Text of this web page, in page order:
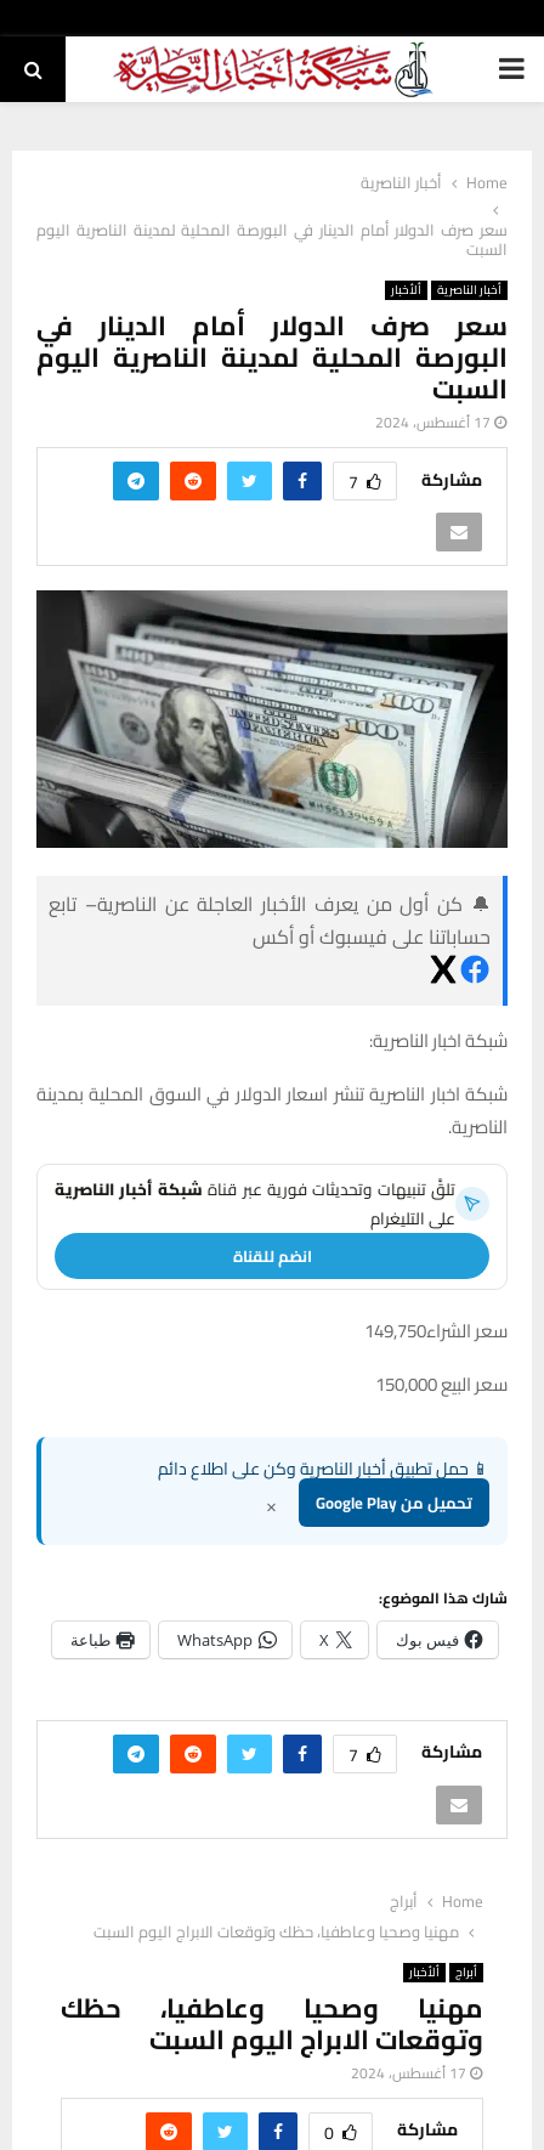
PRIMARY
Home
أخبار الناصرية
سعر صرف الدولار أمام الدينار في البورصة المحلية لمدينة الناصرية اليوم
السبت
أخبار الناصرية ألأخبار
سعر صرف الدولار أمام الدينار في
البورصة المحلية لمدينة الناصرية اليوم
السبت
17 أغسطس، 2024
مشاركة 7
🔔 كن أول من يعرف الأخبار العاجلة عن الناصرية– تابع
حساباتنا على فيسبوك أو أكس
شبكة اخبار الناصرية:
شبكة اخبار الناصرية تنشر اسعار الدولار في السوق المحلية بمدينة
الناصرية.
تلقَّ تنبيهات وتحديثات فورية عبر قناةشبكة أخبار الناصرية
على التليغرام
انضم للقناة
سعر الشراء149,750
سعر البيع 150,000
📱 حمل تطبيق أخبار الناصرية وكن على اطلاع دائم
تحميل من Google Play ×
شارك هذا الموضوع:
فيس بوك X
WhatsApp طباعة
مشاركة 7
Home
أبراج
مهنيا وصحيا وعاطفيا، حظك وتوقعات الابراج اليوم السبت
أبراج ألأخبار
مهنيا وصحيا وعاطفيا، حظك
وتوقعات الابراج اليوم السبت
17 أغسطس، 2024
مشاركة 0